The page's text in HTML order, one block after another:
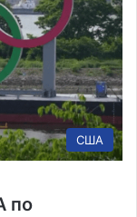
США
по